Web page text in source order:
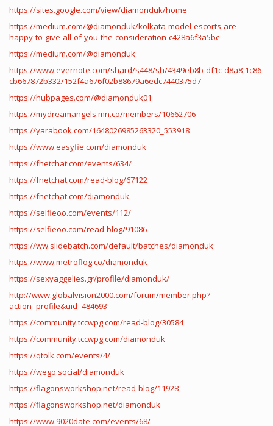
https://sites.google.com/view/diamonduk/home
https://medium.com/@diamonduk/kolkata-model-escorts-are-
happy-to-give-all-of-you-the-consideration-c428a6f3a5bc
https://medium.com/@diamonduk
https://www.evernote.com/shard/s448/sh/4349eb8b-df1c-d8a8-1c86-
cb667872b332/152f4a676f02b88679a6edc7440375d7
https://hubpages.com/@diamonduk01
https://mydreamangels.mn.co/members/10662706
https://yarabook.com/1648026985263320_553918
https://www.easyfie.com/diamonduk
https://fnetchat.com/events/634/
https://fnetchat.com/read-blog/67122
https://fnetchat.com/diamonduk
https://selfieoo.com/events/112/
https://selfieoo.com/read-blog/91086
https://ww.slidebatch.com/default/batches/diamonduk
https://www.metroflog.co/diamonduk
https://sexyaggelies.gr/profile/diamonduk/
http://www.globalvision2000.com/forum/member.php?
action=profile&uid=484693
https://community.tccwpg.com/read-blog/30584
https://community.tccwpg.com/diamonduk
https://qtolk.com/events/4/
https://wego.social/diamonduk
https://flagonsworkshop.net/read-blog/11928
https://flagonsworkshop.net/diamonduk
https://www.9020date.com/events/68/